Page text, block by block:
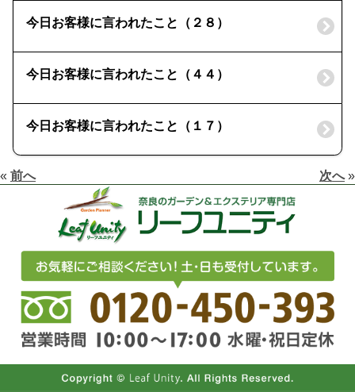
今日お客様に言われたこと（２８）
今日お客様に言われたこと（４４）
今日お客様に言われたこと（１７）
« 前へ 次へ»